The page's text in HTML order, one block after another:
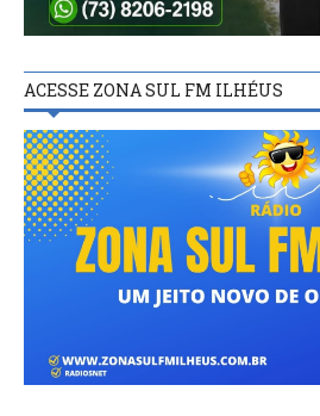
ACESSE ZONA SUL FM ILHÉUS